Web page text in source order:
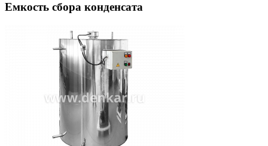
Емкость сбора конденсата